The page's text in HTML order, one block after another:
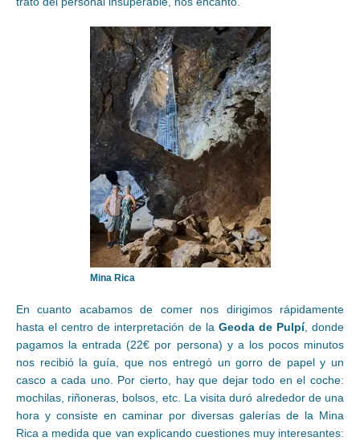
Mina Rica
En cuanto acabamos de comer nos dirigimos rápidamente
hasta el centro de interpretación de la Geoda de Pulpí, donde
pagamos la entrada (22€ por persona) y a los pocos minutos
nos recibió la guía, que nos entregó un gorro de papel y un
casco a cada uno. Por cierto, hay que dejar todo en el coche:
mochilas, riñoneras, bolsos, etc. La visita duró alrededor de una
hora y consiste en caminar por diversas galerías de la Mina
Rica a medida que van explicando cuestiones muy interesantes: